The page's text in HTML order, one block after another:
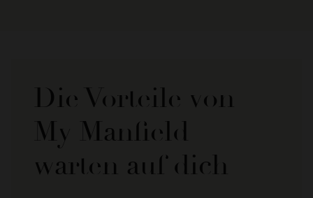
Die Vorteile von
My Manfield
warten auf dich